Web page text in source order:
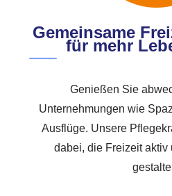
Gemeinsame
für mehr
Genießen Sie
Unternehmungen wie
Ausflüge. Unsere
dabei, die Freizeit aktiv